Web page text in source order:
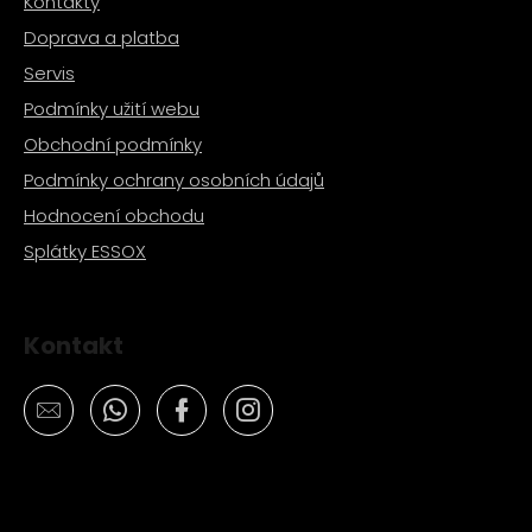
Doprava a platba
Servis
Podmínky užití webu
Obchodní podmínky
Podmínky ochrany osobních údajů
Hodnocení obchodu
Splátky ESSOX
Kontakt